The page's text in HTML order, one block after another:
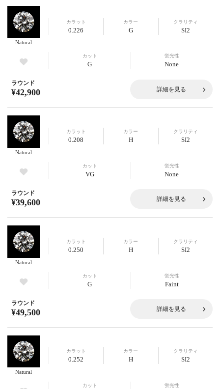
Natural
カラット
0.226
カラー
G
クラリティ
SI2
カット
G
蛍光性
None
ラウンド
¥42,900 詳細を見る
Natural
カラット
0.208
カラー
H
クラリティ
SI2
カット
VG
蛍光性
None
ラウンド
¥39,600 詳細を見る
Natural
カラット
0.250
カラー
H
クラリティ
SI2
カット
G
蛍光性
Faint
ラウンド
¥49,500 詳細を見る
Natural
カラット
0.252
カラー
H
クラリティ
SI2
カット 蛍光性